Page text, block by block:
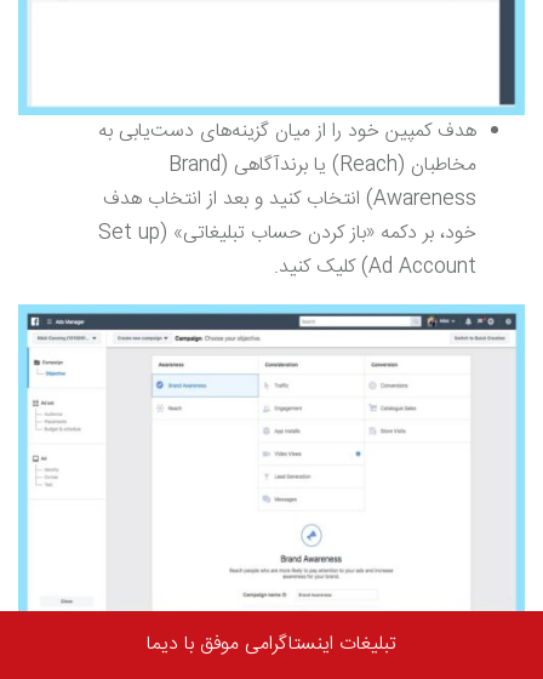
هدف کمپین خود را از میان گزینه‌های دست‌یابی به
مخاطبان (Reach) یا برندآگاهی (Brand
Awareness) انتخاب کنید و بعد از انتخاب هدف
خود، بر دکمه «باز کردن حساب تبلیغاتی» (Set up
Ad Account) کلیک کنید.
در ادامه شما باید به تکمیل اطلاعات برای حساب
تبلیغات اینستاگرامی موفق با دیما